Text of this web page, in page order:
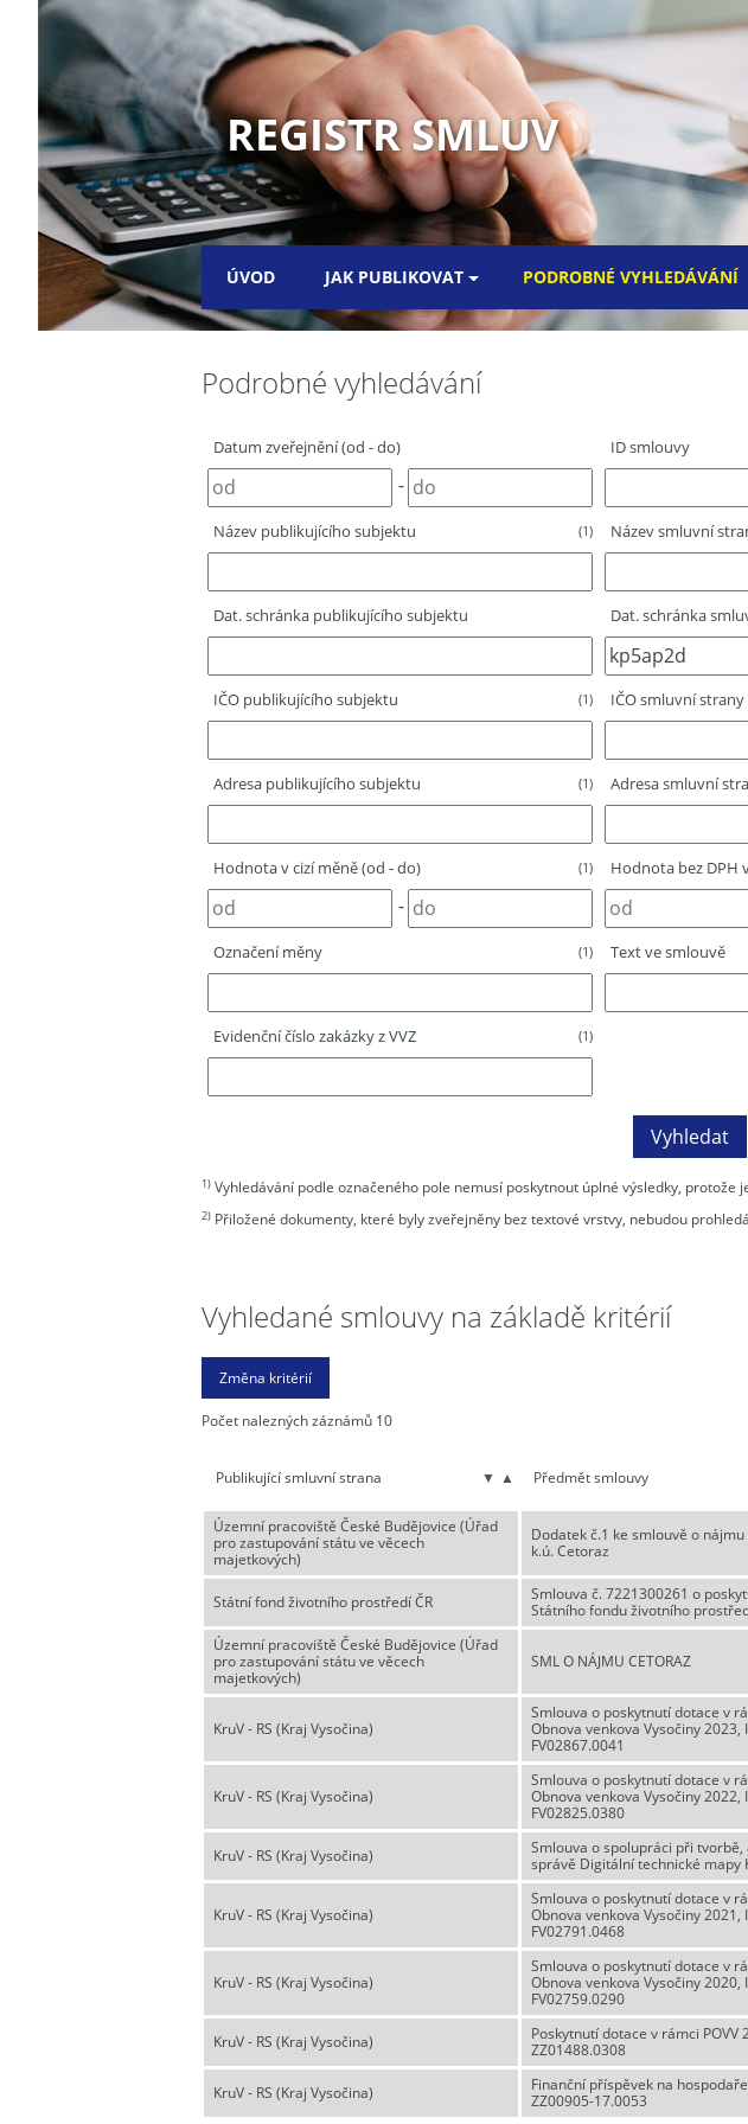
REGISTR SMLUV
ÚVOD JAK PUBLIKOVAT PODROBNÉ VYHLEDÁVÁNÍ
Podrobné vyhledávání
Datum zveřejnění (od - do)
-
Název publikujícího subjektu (1)
Dat. schránka publikujícího subjektu
IČO publikujícího subjektu (1)
Adresa publikujícího subjektu (1)
Hodnota v cizí měně (od - do) (1)
-
Označení měny (1)
Evidenční číslo zakázky z VVZ (1)
ID smlouvy
Název smluvní
Dat. schránka
IČO smluvní strany
Adresa smluvní
Hodnota bez DPH
Text ve smlouvě
1)Vyhledávání podle označeného pole nemusí poskytnout úplné výsledky, protože
2)Přiložené dokumenty, které byly zveřejněny bez textové vrstvy, nebudou
Vyhledané smlouvy na základě kritérií
Počet nalezných záznámů 10
Publikující smluvní strana ▲
▼ Předmět smlouvy
Územní pracoviště České Budějovice (Úřad
pro zastupování státu ve věcech
majetkových)
Dodatek č.1 ke smlouvě o
k.ú. Cetoraz
Státní fond životního prostředí ČR
Smlouva č. 7221300261 o
Státního fondu životního
Územní pracoviště České Budějovice (Úřad
pro zastupování státu ve věcech
majetkových)
SML O NÁJMU CETORAZ
KruV - RS (Kraj Vysočina)
Smlouva o poskytnutí dotace v
Obnova venkova Vysočiny 2023,
FV02867.0041
KruV - RS (Kraj Vysočina)
Smlouva o poskytnutí dotace v
Obnova venkova Vysočiny 2022,
FV02825.0380
KruV - RS (Kraj Vysočina)
Smlouva o spolupráci při tvorbě,
správě Digitální technické mapy
KruV - RS (Kraj Vysočina)
Smlouva o poskytnutí dotace v
Obnova venkova Vysočiny 2021,
FV02791.0468
KruV - RS (Kraj Vysočina)
Smlouva o poskytnutí dotace v
Obnova venkova Vysočiny 2020,
FV02759.0290
KruV - RS (Kraj Vysočina)
Poskytnutí dotace v rámci POVV
ZZ01488.0308
KruV - RS (Kraj Vysočina)
Finanční příspěvek na
ZZ00905-17.0053